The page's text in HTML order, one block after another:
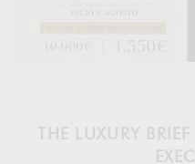
THE LUXURY